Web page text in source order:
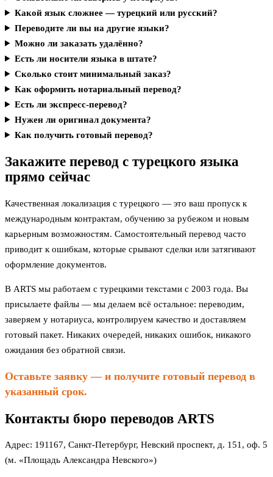
Какой язык сложнее — турецкий или русский?
Переводите ли вы на другие языки?
Можно ли заказать удалённо?
Есть ли носители языка в штате?
Сколько стоит минимальный заказ?
Как оформить нотариальный перевод?
Есть ли экспресс-перевод?
Нужен ли оригинал документа?
Как получить готовый перевод?
Закажите перевод с турецкого языка
прямо сейчас
Качественная локализация с турецкого — это ваш пропуск к
международным контрактам, обучению за рубежом и новым
карьерным возможностям. Самостоятельный перевод часто
приводит к ошибкам, которые срывают сделки или затягивают
оформление документов.
В ARTS мы работаем с турецкими текстами с 2003 года. Вы
присылаете файлы — мы делаем всё остальное: переводим,
заверяем у нотариуса, контролируем качество и доставляем
готовый пакет. Никаких очередей, никаких ошибок, никакого
ожидания без обратной связи.
Оставьте заявку — и получите готовый перевод в
указанный срок.
Контакты бюро переводов ARTS
Адрес: 191167, Санкт-Петербург, Невский проспект, д. 151, оф. 5
(м. «Площадь Александра Невского»)